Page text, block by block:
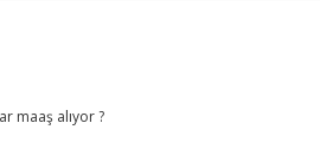
maaş alıyor ?